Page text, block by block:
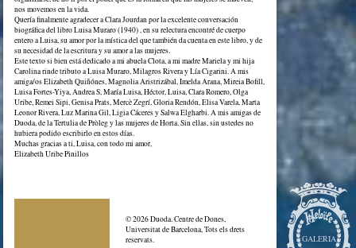
nos movemos en la vida.
Quería finalmente agradecer a Clara Jourdan por la excelente conversación
biográfica del libro Luisa Muraro (1940) , en su relectura encontré de cuerpo
entero a Luisa, su amor por la mística del que también da cuenta en este libro, y de
su necesidad de la escritura y su amor a las mujeres.
Este texto si bien está dedicado a mi abuela Clota, a mi madre Mariela y mi hija
Carolina rinde tributo a Luisa Muraro, Milagros Rivera y Lía Cigarini. A mis
amiga/os Elizabeth Quiñónes, Magnolia Aristrizábal, Imelda Arana, Mireia Bofill,
Luisa Fortes-Yiya, Andrea S, María Luisa, Héctor, Luisa, Clara Romero, Olga
Uribe, Remei Sipi, Genisa Prats, Mercè Zegrí, Gloria Rendón, Elisa Varela, Marta
Leonor Rivera, Luz Marina Gil, Ligia Cáceres y Salwa Elgharbi. A mis amigas de
Duoda, de la Tertulia de Pròleg y las mujeres de Horta. Sin ellas, sin ustedes no
hubiera podido escribirlo en estos días.
Muchas gracias a ti, Luisa, con todo mi amor,
Elizabeth Uribe Pinillos
© 2026 Duoda. Centre de Dones,
Universitat de Barcelona, Tots els drets
reservats.
GALERIA